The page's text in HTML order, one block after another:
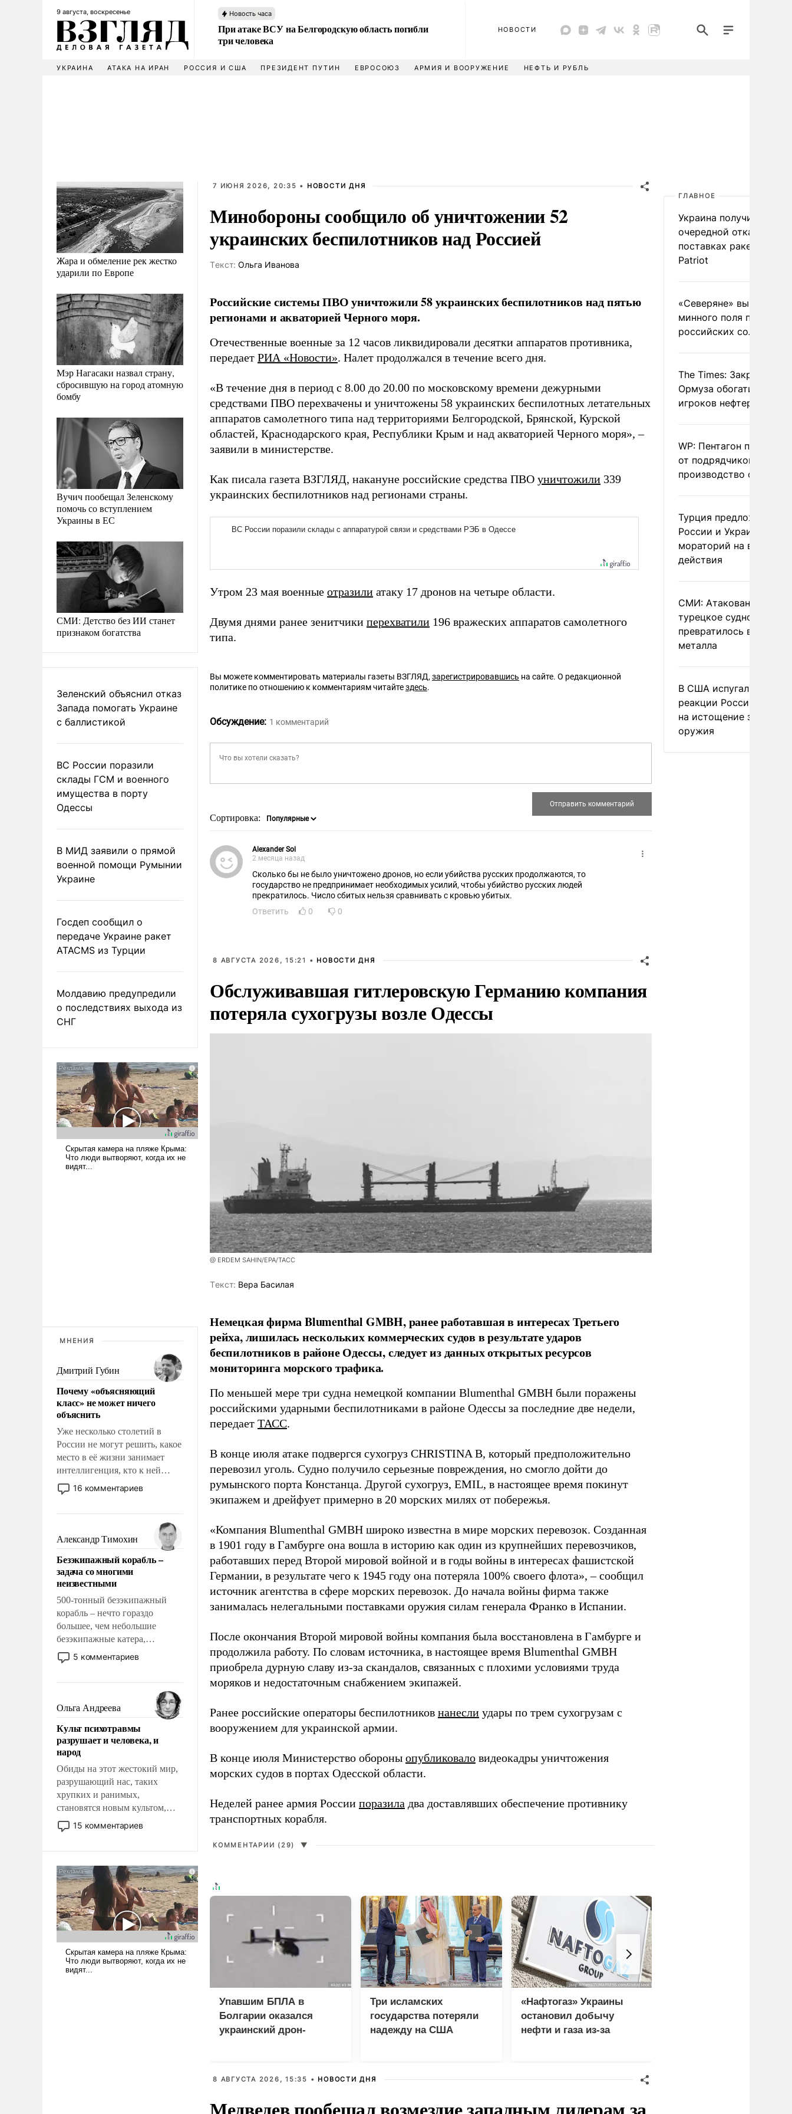
9 августа, воскресенье Новость часа
При атаке ВСУ на Белгородскую область погибли
три человека
НОВОСТИ
УКРАИНА АТАКА НА ИРАН РОССИЯ И США ПРЕЗИДЕНТ ПУТИН ЕВРОСОЮЗ АРМИЯ И ВООРУЖЕНИЕ НЕФТЬ И РУБЛЬ
Жара и обмеление рек жестко
ударили по Европе
Мэр Нагасаки назвал страну,
сбросившую на город атомную
бомбу
Вучич пообещал Зеленскому
помочь со вступлением
Украины в ЕС
СМИ: Детство без ИИ станет
признаком богатства
Зеленский объяснил отказ
Запада помогать Украине
с баллистикой
ВС России поразили
склады ГСМ и военного
имущества в порту
Одессы
В МИД заявили о прямой
военной помощи Румынии
Украине
Госдеп сообщил о
передаче Украине ракет
ATACMS из Турции
Молдавию предупредили
о последствиях выхода из
СНГ
МНЕНИЯ
Дмитрий Губин
Почему «объясняющий
класс» не может ничего
объяснить
Уже несколько столетий в
России не могут решить, какое
место в её жизни занимает
интеллигенция, кто к ней
принадлежит, а кого из неё
исключили с правом
чем она отличается от просто
образованных людей. Иногда
казалось, что эти вопросы
решены раз и навсегда, но –
нет, не решены.
16 комментариев
Александр Тимохин
Безэкипажный корабль –
задача со многими
неизвестными
500-тонный безэкипажный
корабль – нечто гораздо
большее, чем небольшие
безэкипажные катера,
применение которых уже
стало обыденностью. Задача по
сложна и амбициозна. Однако
и ее реализация радикально
поднимет наши боевые
возможности.
5 комментариев
Ольга Андреева
Культ психотравмы
разрушает и человека, и
народ
Обиды на этот жестокий мир,
разрушающий нас, таких
хрупких и ранимых,
становятся новым культом,
постепенно вытесняя и
отменяя традиционное
ударами судьбы, брать на себя
ответственность, помогать
слабым, идти вперед и
адаптироваться.
15 комментариев
7 ИЮНЯ 2026, 20:35 • НОВОСТИ ДНЯ
Минобороны сообщило об уничтожении 52
украинских беспилотников над Россией
Tекст: Ольга Иванова
Российские системы ПВО уничтожили 58 украинских беспилотников над пятью
регионами и акваторией Черного моря.
Отечественные военные за 12 часов ликвидировали десятки аппаратов противника,
передает РИА «Новости». Налет продолжался в течение всего дня.
«В течение дня в период с 8.00 до 20.00 по московскому времени дежурными
средствами ПВО перехвачены и уничтожены 58 украинских беспилотных летательных
аппаратов самолетного типа над территориями Белгородской, Брянской, Курской
областей, Краснодарского края, Республики Крым и над акваторией Черного моря», –
заявили в министерстве.
Как писала газета ВЗГЛЯД, накануне российские средства ПВО уничтожили 339
украинских беспилотников над регионами страны.
Утром 23 мая военные отразили атаку 17 дронов на четыре области.
Двумя днями ранее зенитчики перехватили 196 вражеских аппаратов самолетного
типа.
Вы можете комментировать материалы газеты ВЗГЛЯД, зарегистрировавшись на сайте. О редакционной
политике по отношению к комментариям читайтездесь.
Обсуждение: 1 комментарий
Сортировка:
Alexander Sol
2 месяца назад
Сколько бы не было уничтожено дронов, но если убийства русских продолжаются, то
государство не предпринимает необходимых усилий, чтобы убийство русских людей
прекратилось. Число сбитых нельзя сравнивать с кровью убитых.
Ответить
0 0
8 АВГУСТА 2026, 15:21 • НОВОСТИ ДНЯ
Обслуживавшая гитлеровскую Германию компания
потеряла сухогрузы возле Одессы
@ ERDEM SAHIN/EPA/ТАСС
Tекст: Вера Басилая
Немецкая фирма Blumenthal GMBH, ранее работавшая в интересах Третьего
рейха, лишилась нескольких коммерческих судов в результате ударов
беспилотников в районе Одессы, следует из данных открытых ресурсов
мониторинга морского трафика.
По меньшей мере три судна немецкой компании Blumenthal GMBH были поражены
российскими ударными беспилотниками в районе Одессы за последние две недели,
передает ТАСС.
В конце июля атаке подвергся сухогруз CHRISTINA B, который предположительно
перевозил уголь. Судно получило серьезные повреждения, но смогло дойти до
румынского порта Констанца. Другой сухогруз, EMIL, в настоящее время покинут
экипажем и дрейфует примерно в 20 морских милях от побережья.
«Компания Blumenthal GMBH широко известна в мире морских перевозок. Созданная
в 1901 году в Гамбурге она вошла в историю как один из крупнейших перевозчиков,
работавших перед Второй мировой войной и в годы войны в интересах фашистской
Германии, в результате чего к 1945 году она потеряла 100% своего флота», – сообщил
источник агентства в сфере морских перевозок. До начала войны фирма также
занималась нелегальными поставками оружия силам генерала Франко в Испании.
После окончания Второй мировой войны компания была восстановлена в Гамбурге и
продолжила работу. По словам источника, в настоящее время Blumenthal GMBH
приобрела дурную славу из-за скандалов, связанных с плохими условиями труда
моряков и недостаточным снабжением экипажей.
Ранее российские операторы беспилотников нанесли удары по трем сухогрузам с
вооружением для украинской армии.
В конце июля Министерство обороны опубликовало видеокадры уничтожения
морских судов в портах Одесской области.
Неделей ранее армия России поразила два доставлявших обеспечение противнику
транспортных корабля.
КОММЕНТАРИИ (29) ▼
Упавшим БПЛА в
Болгарии оказался
украинский дрон-
Три исламских
государства потеряли
надежду на США
«Нафтогаз» Украины
остановил добычу
нефти и газа из-за
8 АВГУСТА 2026, 15:35 • НОВОСТИ ДНЯ
ГЛАВНОЕ
Украина получила
очередной отказ в
поставках ракет для
Patriot
«Северяне» вывели с
минного поля пленных
российских солдат
The Times: Закрытие
Ормуза обогатило
игроков нефтерынка
WP: Пентагон
от подрядчиков
производство оружия
Турция предложила
России и Украине
мораторий на военные
действия
СМИ: Атакованное ВСУ
турецкое судно
превратилось в груду
металла
В США испугались
реакции России и
на истощение запасов
оружия